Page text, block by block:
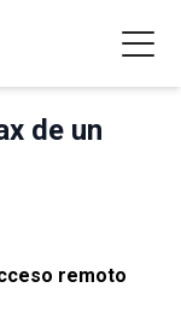
de un
remoto